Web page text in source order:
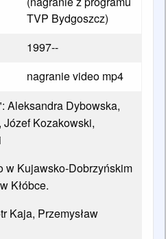
TVP Bydgoszcz)
1997--
nagranie video mp4
Aleksandra Dybowska,
Kozakowski,
w Kujawsko-Dobrzyńskim
Kłóbce.
Kaja, Przemysław